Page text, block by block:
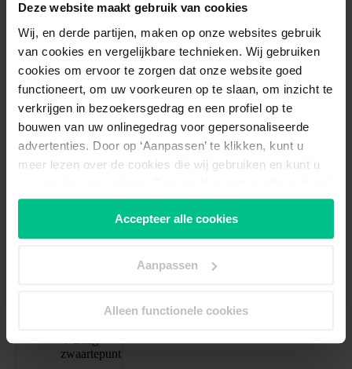
Deze website maakt gebruik van cookies
Wij, en derde partijen, maken op onze websites gebruik
van cookies en vergelijkbare technieken. Wij gebruiken
cookies om ervoor te zorgen dat onze website goed
functioneert, om uw voorkeuren op te slaan, om inzicht te
verkrijgen in bezoekersgedrag en een profiel op te
bouwen van uw onlinegedrag voor gepersonaliseerde
advertenties. Door op ‘Aanpassen’ te klikken, kunt u
meer lezen over de cookies die wij gebruiken en kunt u
te klikken, gaat u akkoord met het gebruik van alle
cookies zoals omschreven in onzecookieverklaring
kunt uw toestemming altijdwijzigen of intrekken.
Accepteer alle cookies
Aanpassen
Alleen functionele cookies
/product/driewielfiets-easy-rider-compact.html
Van Raam
inclusief
Wendbaar
zwaartepunt